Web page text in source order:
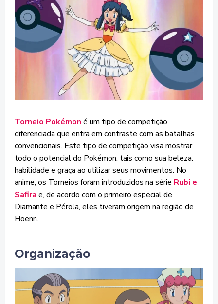
Torneio Pokémon é um tipo de competição
diferenciada que entra em contraste com as batalhas
convencionais. Este tipo de competição visa mostrar
todo o potencial do Pokémon, tais como sua beleza,
habilidade e graça ao utilizar seus movimentos. No
anime, os Torneios foram introduzidos na série Rubi e
Safira e, de acordo com o primeiro especial de
Diamante e Pérola, eles tiveram origem na região de
Hoenn.
Organização